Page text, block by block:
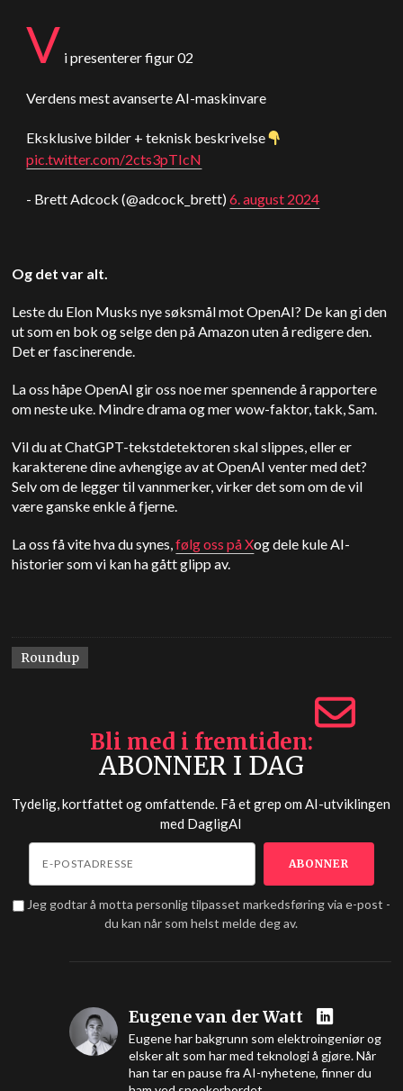
V i presenterer figur 02
Verdens mest avanserte AI-maskinvare
Eksklusive bilder + teknisk beskrivelse
pic.twitter.com/2cts3pTIcN
- Brett Adcock (@adcock_brett)6. august 2024
Og det var alt.
Leste du Elon Musks nye søksmål mot OpenAI? De kan gi den
ut som en bok og selge den på Amazon uten å redigere den.
Det er fascinerende.
La oss håpe OpenAI gir oss noe mer spennende å rapportere
om neste uke. Mindre drama og mer wow-faktor, takk, Sam.
Vil du at ChatGPT-tekstdetektoren skal slippes, eller er
karakterene dine avhengige av at OpenAI venter med det?
Selv om de legger til vannmerker, virker det som om de vil
være ganske enkle å fjerne.
La oss få vite hva du synes,følg oss på Xog dele kule AI-
historier som vi kan ha gått glipp av.
Roundup
Bli med i fremtiden
ABONNER I DAG
Tydelig, kortfattet og omfattende. Få et grep om AI-utviklingen
med DagligAI
Jeg godtar å motta personlig tilpasset markedsføring via e-post -
du kan når som helst melde deg av.
Eugene van der Watt
Eugene har bakgrunn som elektroingeniør og
elsker alt som har med teknologi å gjøre. Når
han tar en pause fra AI-nyhetene, finner du